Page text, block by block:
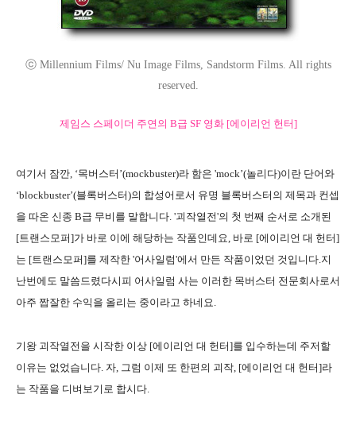
ⓒ Millennium Films/ Nu Image Films, Sandstorm Films. All rights
reserved.
제임스 스페이더 주연의 B급 SF 영화 [에이리언 헌터]
여기서 잠깐, ‘목버스터’(mockbuster)라 함은 'mock’(놀리다)이란 단어와
‘blockbuster’(블록버스터)의 합성어로서 유명 블록버스터의 제목과 컨셉
을 따온 신종 B급 무비를 말합니다. '괴작열전'의 첫 번째 순서로 소개된
[트랜스모퍼]가 바로 이에 해당하는 작품인데요, 바로 [에이리언 대 헌터]
는 [트랜스모퍼]를 제작한 '어사일럼'에서 만든 작품이었던 것입니다.지
난번에도 말씀드렸다시피 어사일럼 사는 이러한 목버스터 전문회사로서
아주 짭잘한 수익을 올리는 중이라고 하네요.
기왕 괴작열전을 시작한 이상 [에이리언 대 헌터]를 입수하는데 주저할
이유는 없었습니다. 자, 그럼 이제 또 한편의 괴작, [에이리언 대 헌터]라
는 작품을 디벼보기로 합시다.